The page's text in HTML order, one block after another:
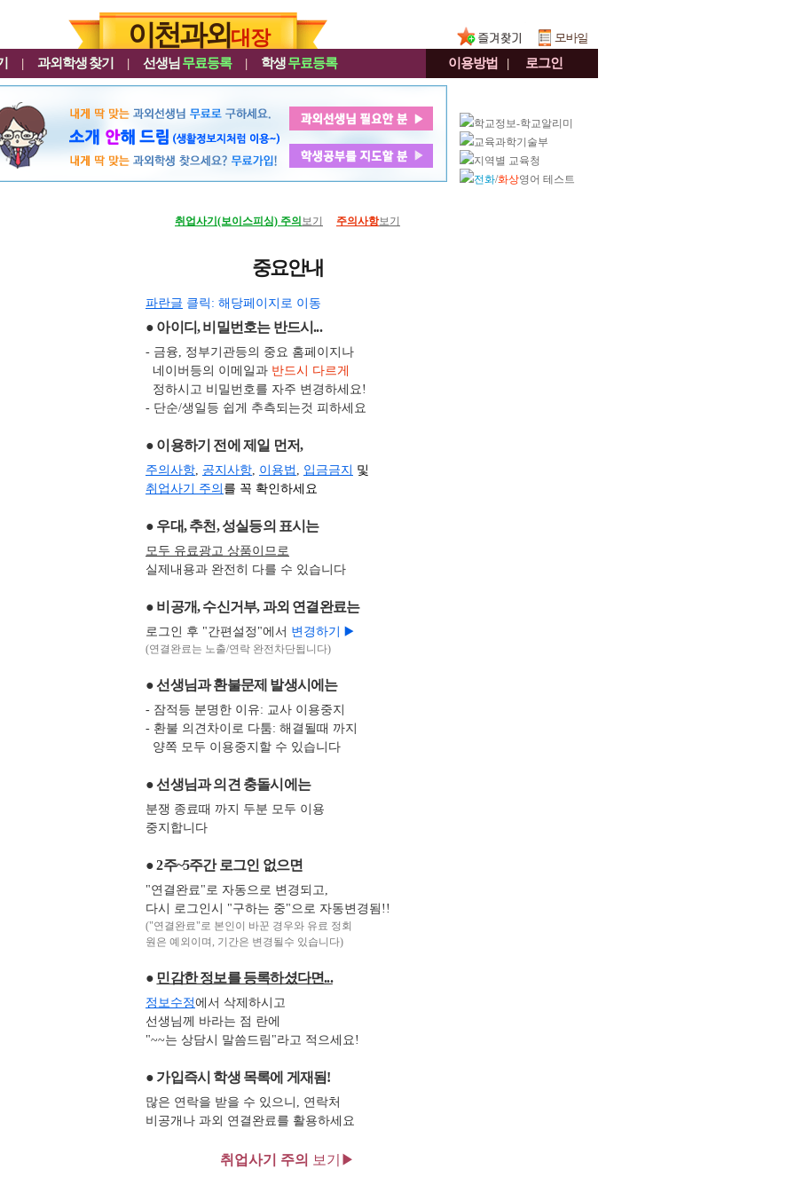
이천과외 대장
| 과외학생찾기 | 선생님 무료등록 | 학생무료등록 이용방법 | 로그인
학교정보-학교알리미
교육과학기술부
지역별 교육청
전화/화상영어 테스트
취업사기(보이스피싱) 주의 보기 주의사항보기
중요안내
파란글 클릭: 해당페이지로 이동
● 아이디, 비밀번호는 반드시...
- 금융, 정부기관등의 중요 홈페이지나
네이버등의 이메일과 반드시 다르게
정하시고 비밀번호를 자주 변경하세요!
- 단순/생일등 쉽게 추측되는것 피하세요
● 이용하기 전에 제일 먼저,
주의사항, 공지사항, 이용법 , 입금금지
및
취업사기 주의 를 꼭 확인하세요
● 우대, 추천, 성실등의 표시는
모두 유료광고 상품이므로
실제내용과 완전히 다를 수 있습니다
● 비공개, 수신거부, 과외 연결완료는
로그인 후 "간편설정"에서 변경하기 ▶️
(연결완료는 노출/연락 완전차단됩니다)
● 선생님과 환불문제 발생시에는
- 잠적등 분명한 이유: 교사 이용중지
- 환불 의견차이로 다툼: 해결될때 까지
양쪽 모두 이용중지할 수 있습니다
● 선생님과 의견 충돌시에는
분쟁 종료때 까지 두분 모두 이용
중지합니다
● 2주~5주간 로그인 없으면
"연결완료"로 자동으로 변경되고,
다시 로그인시 "구하는 중"으로 자동변경됨!!
("연결완료"로 본인이 바꾼 경우와 유료 정회
원은 예외이며, 기간은 변경될수 있습니다)
● 민감한 정보를 등록하셨다면...
정보수정에서 삭제하시고
선생님께 바라는 점 란에
"~~는 상담시 말씀드림"라고 적으세요!
● 가입즉시 학생 목록에 게재됨!
많은 연락을 받을 수 있으니, 연락처
비공개나 과외 연결완료를 활용하세요
취업사기 주의 보기▶